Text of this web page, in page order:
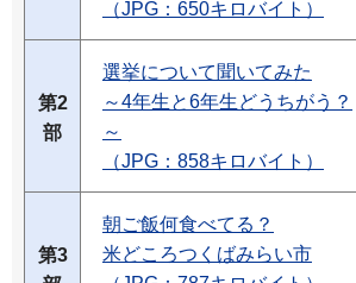
（JPG：650キロバイト）
第2
部
選挙について聞いてみた
～4年生と6年生どうちがう？
～
（JPG：858キロバイト）
第3
朝ご飯何食べてる？
米どころつくばみらい市